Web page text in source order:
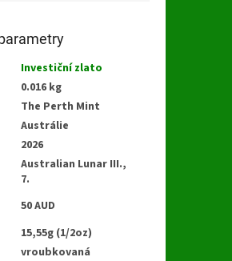
Investiční zlato
0.016 kg
The Perth Mint
Austrálie
2026
Australian Lunar III.,
7.
50 AUD
15,55g (1/2oz)
vroubkovaná